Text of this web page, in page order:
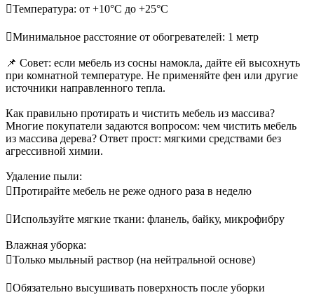
Температура: от +10°С до +25°С
Минимальное расстояние от обогревателей: 1 метр
📌 Совет: если мебель из сосны намокла, дайте ей высохнуть
при комнатной температуре. Не применяйте фен или другие
источники направленного тепла.
Как правильно протирать и чистить мебель из массива?
Многие покупатели задаются вопросом: чем чистить мебель
из массива дерева? Ответ прост: мягкими средствами без
агрессивной химии.
Удаление пыли:
Протирайте мебель не реже одного раза в неделю
Используйте мягкие ткани: фланель, байку, микрофибру
Влажная уборка:
Только мыльный раствор (на нейтральной основе)
Обязательно высушивать поверхность после уборки